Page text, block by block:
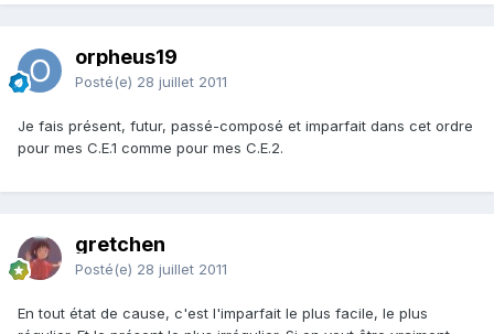
orpheus19
Posté(e) 28 juillet 2011
Je fais présent, futur, passé-composé et imparfait dans cet ordre
pour mes C.E.1 comme pour mes C.E.2.
gretchen
Posté(e) 28 juillet 2011
En tout état de cause, c'est l'imparfait le plus facile, le plus